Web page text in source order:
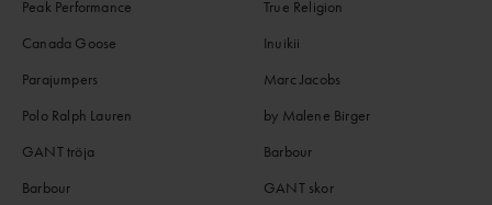
Peak Performance
Canada Goose
Parajumpers
Polo Ralph Lauren
GANT tröja
Barbour
True Religion
Inuikii
Marc Jacobs
by Malene Birger
Barbour
GANT skor